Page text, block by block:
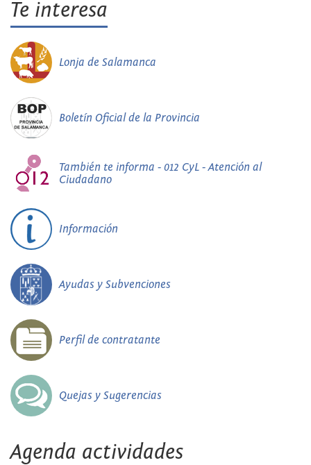
Te interesa
Lonja de Salamanca
Boletín Oficial de la Provincia
También te informa - 012 CyL - Atención al
Ciudadano
Información
Ayudas y Subvenciones
Perfil de contratante
Quejas y Sugerencias
Agenda actividades